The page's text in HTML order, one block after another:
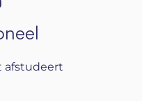
afstudeert